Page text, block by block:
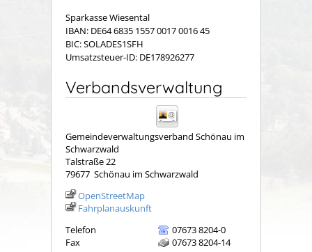
Sparkasse Wiesental
IBAN: DE64 6835 1557 0017 0016 45
BIC: SOLADES1SFH
Umsatzsteuer-ID: DE178926277
Verbandsverwaltung
Gemeindeverwaltungsverband Schönau im
Schwarzwald
Talstraße 22
79677 Schönau im Schwarzwald
OpenStreetMap
Fahrplanauskunft
Telefon
07673 8204-0
Fax
07673 8204-14